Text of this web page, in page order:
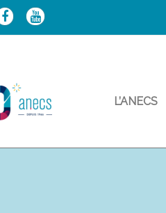
L’ANECS